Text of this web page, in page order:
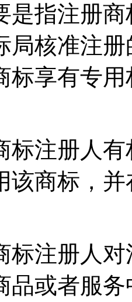
是指注册
局核准注
标享有专
注册人有
该商标，
注册人对
品或者服